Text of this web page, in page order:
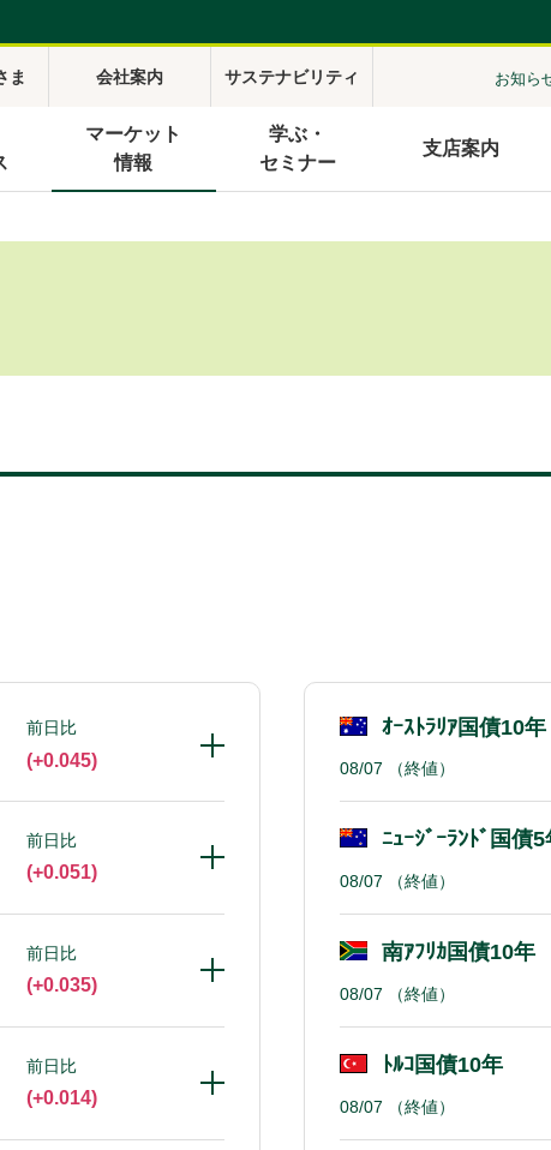
ま 会社案内 サステナビリティ お知ら
マーケット
情報
学ぶ・
セミナー
支店案内
前日比
(+0.045)
前日比
(+0.051)
前日比
(+0.035)
前日比
(+0.014)
ｵｰｽﾄﾗﾘｱ国債10年
08/07 （終値）
ﾆｭｰｼﾞｰﾗﾝﾄﾞ国債5
08/07 （終値）
南ｱﾌﾘｶ国債10年
08/07 （終値）
ﾄﾙｺ国債10年
08/07 （終値）